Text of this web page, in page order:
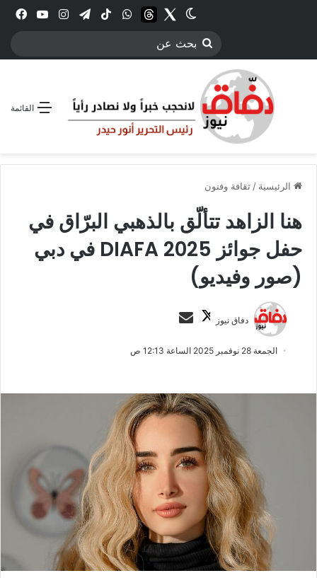
انستقرامتيلقرام‫TikTokواتسابthreadsTwitter
الوضع المظلم
بحث
القائمة
الرئيسية /ثقافة وفنون
هنا الزاهد تتألّق بالذهبي البرّاق في
حفل جوائز DIAFA 2025 في دبي
(صور وفيديو)
دفاق نيوز
ت
ب
ل
ى
X
س
ر
ي
ا
إ
ل
ك
ت
ر
و
ن
الجمعة 28 نوفمبر 2025 الساعة 12:13 ص